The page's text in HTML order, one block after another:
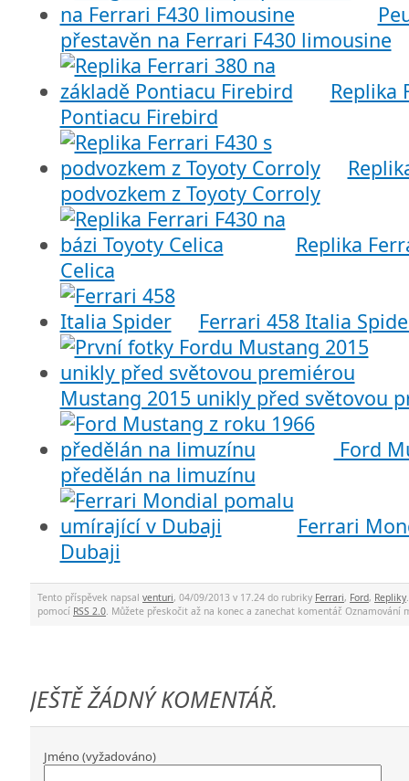
přestavěn na Ferrari F430 limousine
Replika
Pontiacu Firebird
podvozkem z Toyoty Corroly
Replika
Celica
Ferrari 458 Italia
Mustang 2015 unikly před světovou
Ford
předělán na limuzínu
Ferrari
Dubaji
Tento příspěvek napsal venturi, 04/09/2013 v 17.24 do rubriky Ferrari, Ford, Repliky
pomocí RSS 2.0 . Můžete přeskočit až na konec a zanechat komentář.
JEŠTĚ ŽÁDNÝ KOMENTÁŘ.
Jméno (vyžadováno)